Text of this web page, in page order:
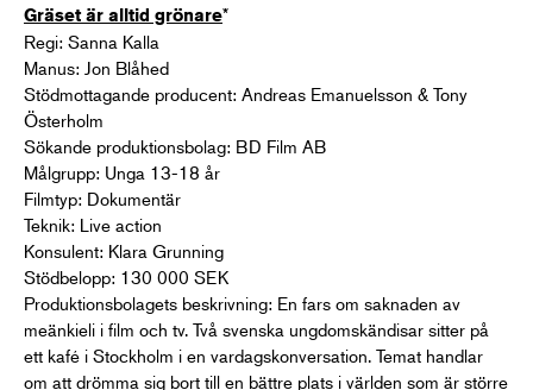
Gräset är alltid grönare*
Regi: Sanna Kalla
Manus: Jon Blåhed
Stödmottagande producent: Andreas Emanuelsson & Tony
Österholm
Sökande produktionsbolag: BD Film AB
Målgrupp: Unga 13-18 år
Filmtyp: Dokumentär
Teknik: Live action
Konsulent: Klara Grunning
Stödbelopp: 130 000 SEK
Produktionsbolagets beskrivning: En fars om saknaden av
meänkieli i film och tv. Två svenska ungdomskändisar sitter på
ett kafé i Stockholm i en vardagskonversation. Temat handlar
om att drömma sig bort till en bättre plats i världen som är större